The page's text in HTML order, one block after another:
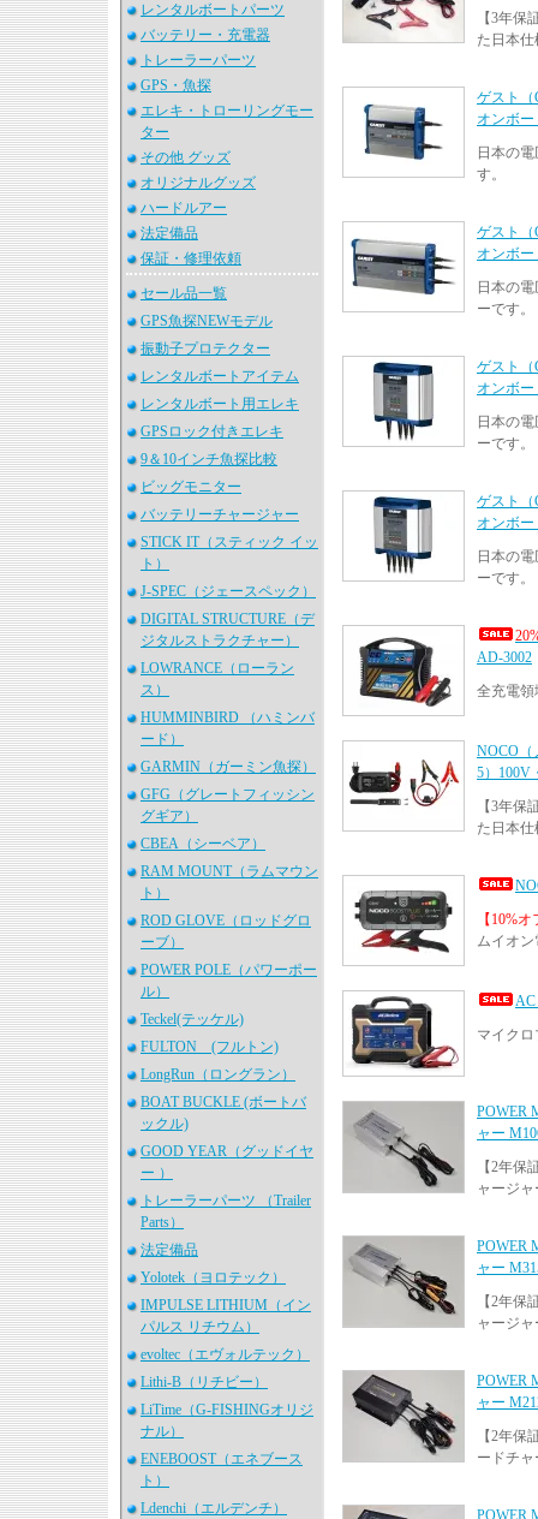
レンタルボートパーツ
バッテリー・充電器
トレーラーパーツ
GPS・魚探
エレキ・トローリングモー
ター
その他 グッズ
オリジナルグッズ
ハードルアー
法定備品
保証・修理依頼
セール品一覧
GPS魚探NEWモデル
振動子プロテクター
レンタルボートアイテム
レンタルボート用エレキ
GPSロック付きエレキ
9＆10インチ魚探比較
ビッグモニター
バッテリーチャージャー
STICK IT（スティック イッ
ト）
J-SPEC（ジェースペック）
DIGITAL STRUCTURE（デ
ジタルストラクチャー）
LOWRANCE（ローラン
ス）
HUMMINBIRD （ハミンバ
ード）
GARMIN（ガーミン魚探）
GFG（グレートフィッシン
グギア）
CBEA（シーベア）
RAM MOUNT（ラムマウン
ト）
ROD GLOVE（ロッドグロ
ーブ）
POWER POLE（パワーポー
ル）
Teckel(テッケル)
FULTON (フルトン)
LongRun（ロングラン）
BOAT BUCKLE (ボートバ
ックル)
GOOD YEAR（グッドイヤ
ー ）
トレーラーパーツ （Trailer
Parts）
法定備品
Yolotek（ヨロテック）
IMPULSE LITHIUM（イン
パルス リチウム）
evoltec（エヴォルテック）
Lithi-B（リチビー）
LiTime（G-FISHINGオリジ
ナル）
ENEBOOST（エネブース
ト）
Ldenchi（エルデンチ）
【3年
た日本
ゲスト（
オンボ
日本の
す。
ゲスト（
オンボ
日本の
ーです。
ゲスト（
オンボ
日本の
ーです。
ゲスト（
オンボ
日本の
ーです。
AD-3002
全充電領
NOCO（
5）100V
【3年
た日本
【10%
ムイオ
AC
マイク
POWER
ャー
【2年
ャージ
POWER
ャー
【2年
ャージ
POWER
ャー
【2年
ードチ
POWER